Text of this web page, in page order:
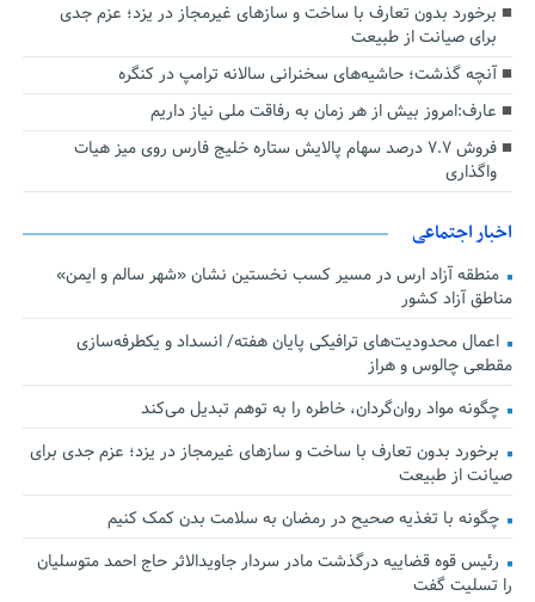
برخورد بدون تعارف با ساخت‌ و سازهای غیرمجاز در یزد؛ عزم جدی
برای صیانت از طبیعت
آنچه گذشت؛ حاشیه‌های سخنرانی سالانه ترامپ در کنگره
عارف:امروز بیش از هر زمان به رفاقت ملی نیاز داریم
فروش ۷.۷ درصد سهام پالایش ستاره خلیج فارس روی میز هیات
واگذاری
اخبار اجتماعی
منطقه آزاد ارس در مسیر کسب نخستین نشان «شهر سالم و ایمن»
مناطق آزاد کشور
اعمال محدودیت‌های ترافیکی پایان هفته/ انسداد و یکطرفه‌سازی
مقطعی چالوس و هراز
چگونه مواد روان‌گردان، خاطره را به توهم تبدیل می‌کند
برخورد بدون تعارف با ساخت‌ و سازهای غیرمجاز در یزد؛ عزم جدی برای
صیانت از طبیعت
چگونه با تغذیه صحیح در رمضان به سلامت بدن کمک کنیم
رئیس قوه قضاییه درگذشت مادر سردار جاویدالاثر حاج احمد متوسلیان
را تسلیت گفت